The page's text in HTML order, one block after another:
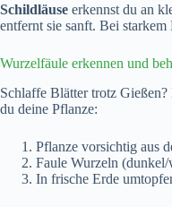
Schildläuse erkennst du an
entfernt sie sanft. Bei
Wurzelfäule erkennen und
Schlaffe Blätter trotz Gießen?
du deine Pflanze:
Pflanze vorsichtig aus
Faule Wurzeln (dunkel/
In frische Erde